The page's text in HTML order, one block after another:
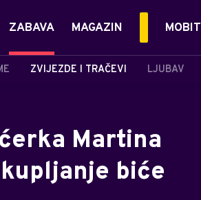
ZABAVA
ZVIJEZDE I TRAČEVI LJUBAV
MAGAZIN MOBIT
Martina
biće